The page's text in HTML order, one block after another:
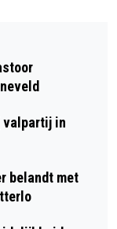
valpartij in
belandt met